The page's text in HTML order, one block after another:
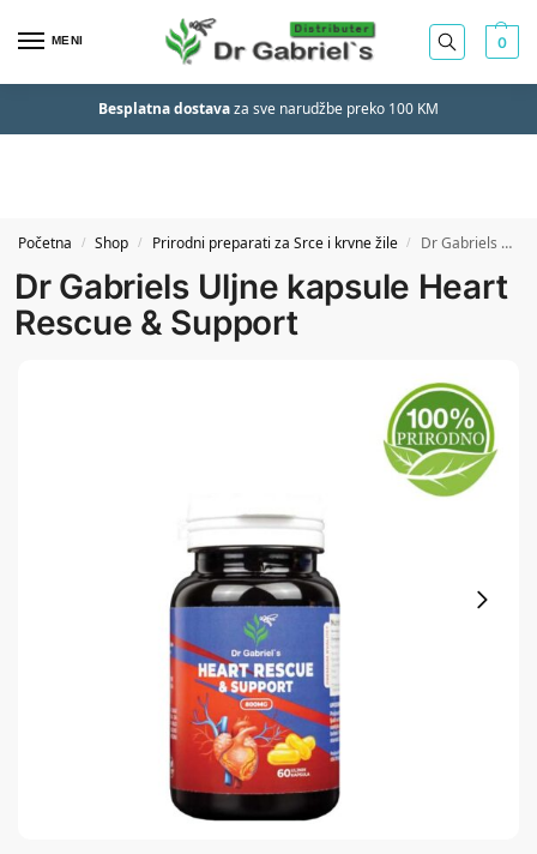
MENI 0
Besplatna dostavaza sve narudžbe preko 100 KM
Početna / Shop / Prirodni preparati za Srce i krvne žile / Dr Gabriels Uljne kapsule Heart Rescue & Support
Dr Gabriels Uljne kapsule Heart
Rescue & Support